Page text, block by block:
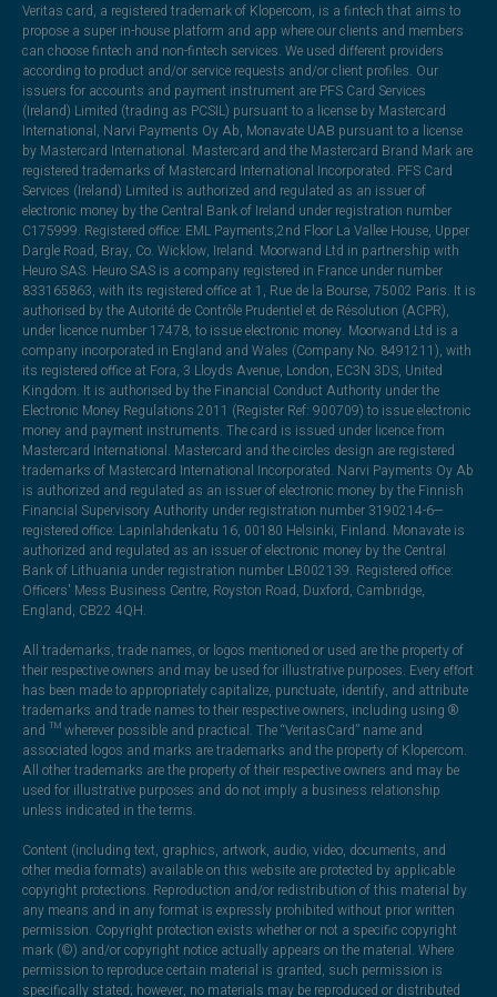
Veritas card, a registered trademark of Klopercom, is a fintech that aims to
propose a super in-house platform and app where our clients and members
can choose fintech and non-fintech services. We used different providers
according to product and/or service requests and/or client profiles. Our
issuers for accounts and payment instrument are PFS Card Services
(Ireland) Limited (trading as PCSIL) pursuant to a license by Mastercard
International, Narvi Payments Oy Ab, Monavate UAB pursuant to a license
by Mastercard International. Mastercard and the Mastercard Brand Mark are
registered trademarks of Mastercard International Incorporated. PFS Card
Services (Ireland) Limited is authorized and regulated as an issuer of
electronic money by the Central Bank of Ireland under registration number
C175999. Registered office: EML Payments,2nd Floor La Vallee House, Upper
Dargle Road, Bray, Co. Wicklow, Ireland. Moorwand Ltd in partnership with
Heuro SAS. Heuro SAS is a company registered in France under number
833165863, with its registered office at 1, Rue de la Bourse, 75002 Paris. It is
authorised by the Autorité de Contrôle Prudentiel et de Résolution (ACPR),
under licence number 17478, to issue electronic money. Moorwand Ltd is a
company incorporated in England and Wales (Company No. 8491211), with
its registered office at Fora, 3 Lloyds Avenue, London, EC3N 3DS, United
Kingdom. It is authorised by the Financial Conduct Authority under the
Electronic Money Regulations 2011 (Register Ref: 900709) to issue electronic
money and payment instruments. The card is issued under licence from
Mastercard International. Mastercard and the circles design are registered
trademarks of Mastercard International Incorporated. Narvi Payments Oy Ab
is authorized and regulated as an issuer of electronic money by the Finnish
Financial Supervisory Authority under registration number 3190214-6—
registered office: Lapinlahdenkatu 16, 00180 Helsinki, Finland. Monavate is
authorized and regulated as an issuer of electronic money by the Central
Bank of Lithuania under registration number LB002139. Registered office:
Officers' Mess Business Centre, Royston Road, Duxford, Cambridge,
England, CB22 4QH.
All trademarks, trade names, or logos mentioned or used are the property of
their respective owners and may be used for illustrative purposes. Every effort
has been made to appropriately capitalize, punctuate, identify, and attribute
trademarks and trade names to their respective owners, including using ®
and ™ wherever possible and practical. The “VeritasCard” name and
associated logos and marks are trademarks and the property of Klopercom.
All other trademarks are the property of their respective owners and may be
used for illustrative purposes and do not imply a business relationship
unless indicated in the terms.
Content (including text, graphics, artwork, audio, video, documents, and
other media formats) available on this website are protected by applicable
copyright protections. Reproduction and/or redistribution of this material by
any means and in any format is expressly prohibited without prior written
permission. Copyright protection exists whether or not a specific copyright
mark (©) and/or copyright notice actually appears on the material. Where
permission to reproduce certain material is granted, such permission is
specifically stated; however, no materials may be reproduced or distributed